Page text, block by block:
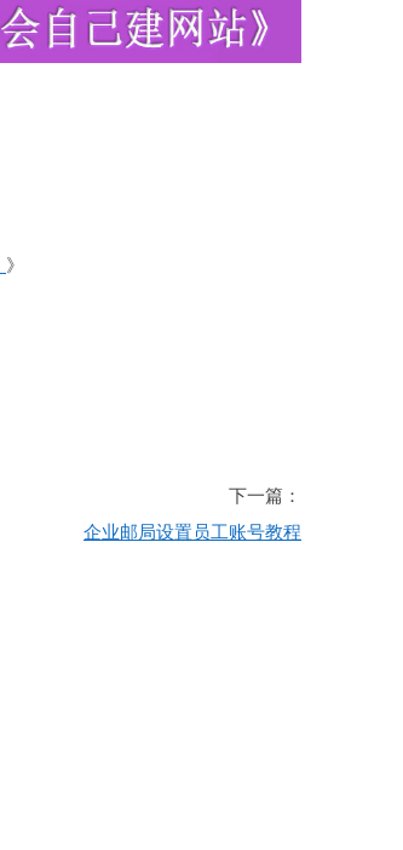
》
下一篇：
企业邮局设置员工账号教程